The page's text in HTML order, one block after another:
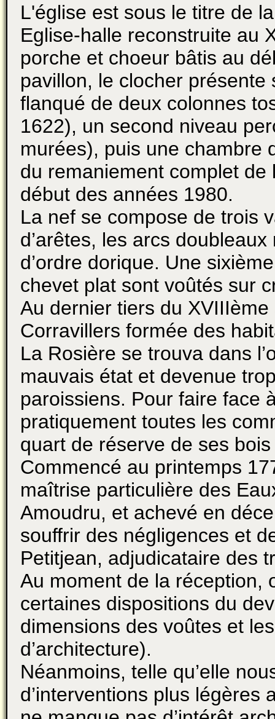
L'église est sous le titre de
Eglise-halle reconstruite au
porche et choeur bâtis au
pavillon, le clocher
flanqué de deux colonnes
1622), un second niveau
murées), puis une chambre
du remaniement complet de
début des années 1980.
La nef se compose de trois
d’arêtes, les arcs
d’ordre dorique. Une
chevet plat sont voûtés sur
Au dernier tiers du
Corravillers formée des
La Rosière se trouva dans
mauvais état et devenue
paroissiens. Pour faire face
pratiquement toutes les
quart de réserve de ses
Commencé au printemps
maîtrise particulière des
Amoudru, et achevé en
souffrir des négligences et
Petitjean, adjudicataire des
Au moment de la réception,
certaines dispositions du
dimensions des voûtes et
d’architecture).
Néanmoins, telle qu’elle
d’interventions plus légères